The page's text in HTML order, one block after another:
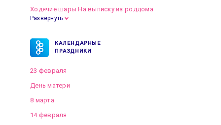
Ходячие шары На выписку из роддома
Развернуть
КАЛЕНДАРНЫЕ
ПРАЗДНИКИ
23 февраля
День матери
8 марта
14 февраля